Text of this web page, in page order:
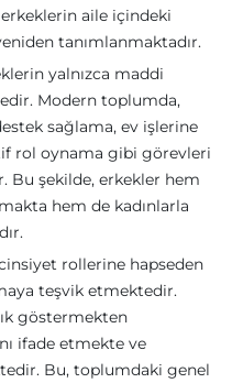
erkeklerin aile içindeki
tanımlanmaktadır.
yalnızca maddi
Modern toplumda,
sağlama, ev işlerine
rol oynama gibi görevleri
Bu şekilde, erkekler hem
hem de kadınlarla
rollerine hapseden
teşvik etmektedir.
göstermekten
ifade etmekte ve
Bu, toplumdaki genel